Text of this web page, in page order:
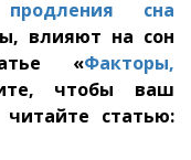
сна
влияют на сон
«Факторы,
чтобы ваш
статью: